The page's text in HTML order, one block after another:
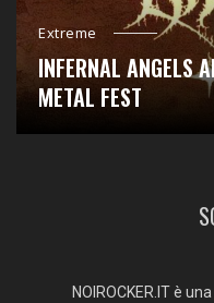
Extreme
INFERNAL ANGELS
METAL FEST
NOIROCKER.IT è